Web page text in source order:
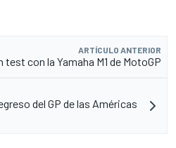
ARTÍCULO ANTERIOR
test con la Yamaha M1 de MotoGP
del GP de las Américas